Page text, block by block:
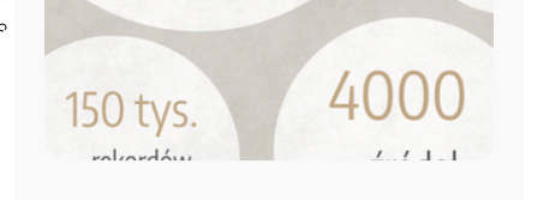
Poczta ibl.waw.pl
Kontakt